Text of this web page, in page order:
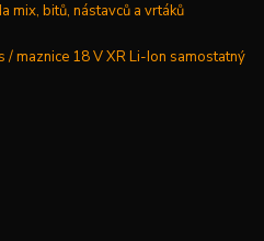
bitů, nástavců a vrtáků
/ maznice 18 V XR Li-Ion samostatný